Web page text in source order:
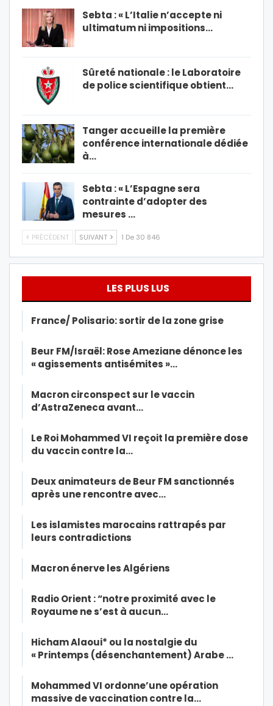
Sebta : « L’Italie n’accepte ni
ultimatum ni impositions…
Sûreté nationale : le Laboratoire
de police scientifique obtient…
Tanger accueille la première
conférence internationale dédiée
à…
Sebta : « L’Espagne sera
contrainte d’adopter des
mesures …
PRÉCÉDENT SUIVANT 1 De 30 846
LES PLUS LUS
France/ Polisario: sortir de la zone grise
Beur FM/Israël: Rose Ameziane dénonce les
« agissements antisémites »…
Macron circonspect sur le vaccin
d’AstraZeneca avant…
Le Roi Mohammed VI reçoit la première dose
du vaccin contre la…
Deux animateurs de Beur FM sanctionnés
après une rencontre avec…
Les islamistes marocains rattrapés par
leurs contradictions
Macron énerve les Algériens
Radio Orient : “notre proximité avec le
Royaume ne s’est à aucun…
Hicham Alaoui* ou la nostalgie du
« Printemps (désenchantement) Arabe …
Mohammed VI ordonne’une opération
massive de vaccination contre la…